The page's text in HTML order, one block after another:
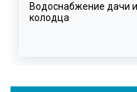
Водоснабжение дачи
колодца